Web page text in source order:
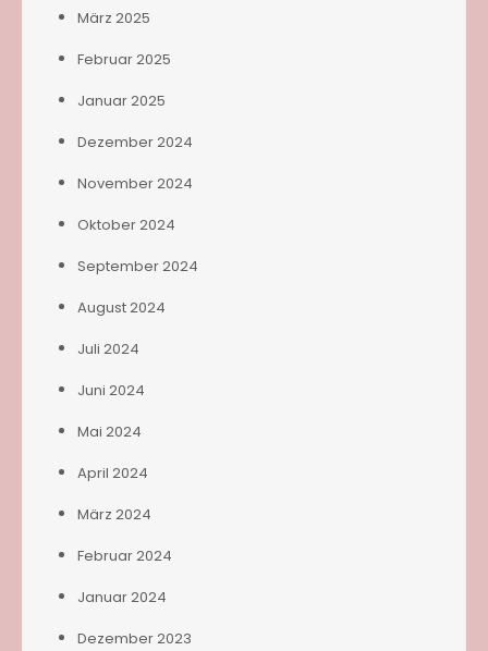
März 2025
Februar 2025
Januar 2025
Dezember 2024
November 2024
Oktober 2024
September 2024
August 2024
Juli 2024
Juni 2024
Mai 2024
April 2024
März 2024
Februar 2024
Januar 2024
Dezember 2023